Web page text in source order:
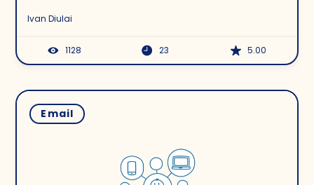
Ivan Diulai
1128 23 5.00
Email